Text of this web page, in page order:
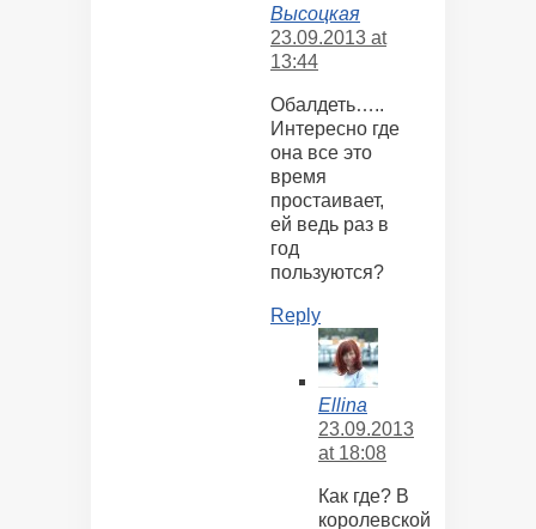
Высоцкая
23.09.2013 at
13:44
Обалдеть…..
Интересно где
она все это
время
простаивает,
ей ведь раз в
год
пользуются?
Reply
Ellina
23.09.2013
at 18:08
Как где? В
королевской